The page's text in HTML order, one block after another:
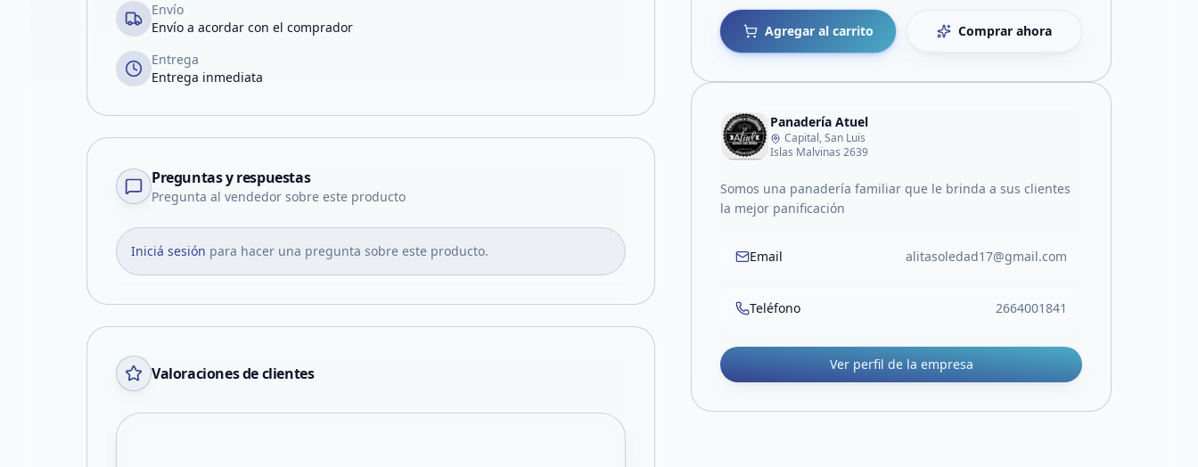
Envío
Envío a acordar con el comprador
Entrega
Entrega inmediata
Preguntas y respuestas
Pregunta al vendedor sobre este producto
Iniciá sesión para hacer una pregunta sobre este producto.
Valoraciones de clientes
Agregar al carrito Comprar ahora
Panadería Atuel
Capital, San Luis
Islas Malvinas 2639
Somos una panadería familiar que le brinda a sus clientes
la mejor panificación
Email alitasoledad17@gmail.com
Teléfono 2664001841
Ver perfil de la empresa